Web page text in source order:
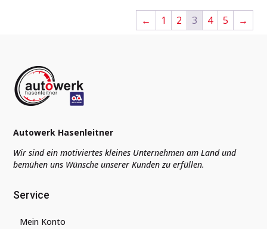
← 1 2 3 4 5 →
Autowerk Hasenleitner
Wir sind ein motiviertes kleines Unternehmen am Land und
bemühen uns Wünsche unserer Kunden zu erfüllen.
Service
Mein Konto